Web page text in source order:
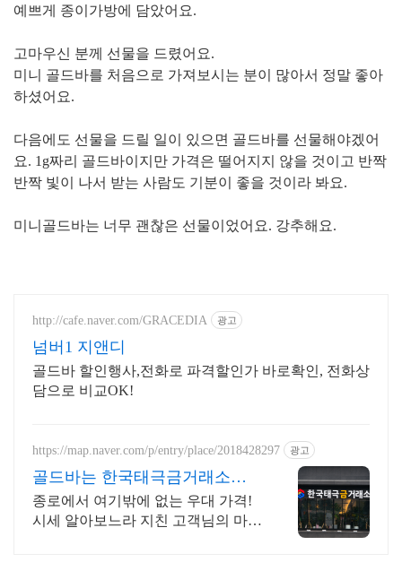
예쁘게 종이가방에 담았어요.
고마우신 분께 선물을 드렸어요.
미니 골드바를 처음으로 가져보시는 분이 많아서 정말 좋아
하셨어요.
다음에도 선물을 드릴 일이 있으면 골드바를 선물해야겠어
요. 1g짜리 골드바이지만 가격은 떨어지지 않을 것이고 반짝
반짝 빛이 나서 받는 사람도 기분이 좋을 것이라 봐요.
미니골드바는 너무 괜찮은 선물이었어요. 강추해요.
http://cafe.naver.com/GRACEDIA 광고
넘버1 지앤디
골드바 할인행사,전화로 파격할인가 바로확인, 전화상
담으로 비교OK!
https://map.naver.com/p/entry/place/2018428297 광고
골드바는 한국태극금거래소에
서
종로에서 여기밖에 없는 우대 가격!
시세 알아보느라 지친 고객님의 마지